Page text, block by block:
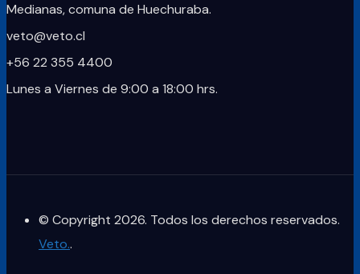
Medianas, comuna de Huechuraba.
veto@veto.cl
+56 22 355 4400
Lunes a Viernes de 9:00 a 18:00 hrs.
© Copyright 2026. Todos los derechos reservados.
Veto..